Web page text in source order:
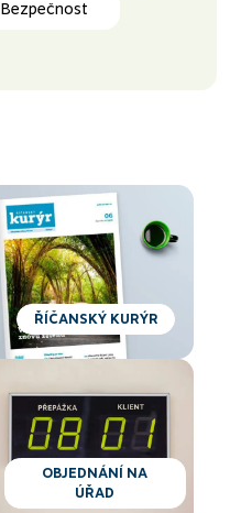
Bezpečnost
ŘÍČANSKÝ KURÝR
OBJEDNÁNÍ NA
ÚŘAD